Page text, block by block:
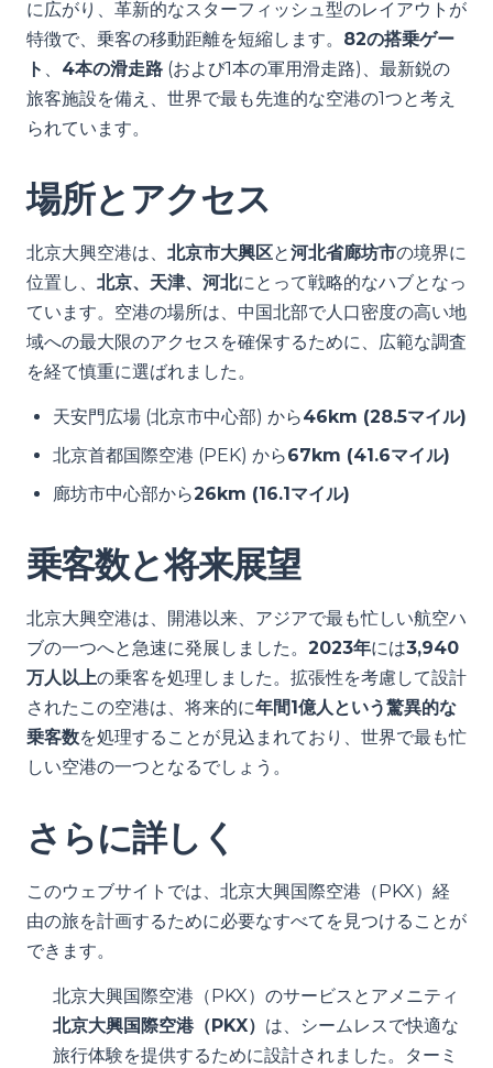
に広がり、革新的なスターフィッシュ型のレイアウトが
特徴で、乗客の移動距離を短縮します。 82の搭乗ゲー
ト 、 4本の滑走路 (および1本の軍用滑走路)、最新鋭の
旅客施設を備え、世界で最も先進的な空港の1つと考え
られています。
場所とアクセス
北京大興空港は、 北京市大興区と河北省廊坊市の境界に
位置し、 北京、天津、河北にとって戦略的なハブとなっ
ています。空港の場所は、中国北部で人口密度の高い地
域への最大限のアクセスを確保するために、広範な調査
を経て慎重に選ばれました。
天安門広場 (北京市中心部) から46km (28.5マイル)
北京首都国際空港 (PEK) から67km (41.6マイル)
廊坊市中心部から26km (16.1マイル)
乗客数と将来展望
北京大興空港は、開港以来、アジアで最も忙しい航空ハ
ブの一つへと急速に発展しました。 2023年には3,940
万人以上の乗客を処理しました。拡張性を考慮して設計
されたこの空港は、将来的に年間1億人という驚異的な
乗客数を処理することが見込まれており、世界で最も忙
しい空港の一つとなるでしょう。
さらに詳しく
このウェブサイトでは、北京大興国際空港（PKX）経
由の旅を計画するために必要なすべてを見つけることが
できます。
北京大興国際空港（PKX）のサービスとアメニティ
北京大興国際空港（PKX） は、シームレスで快適な
旅行体験を提供するために設計されました。ターミ